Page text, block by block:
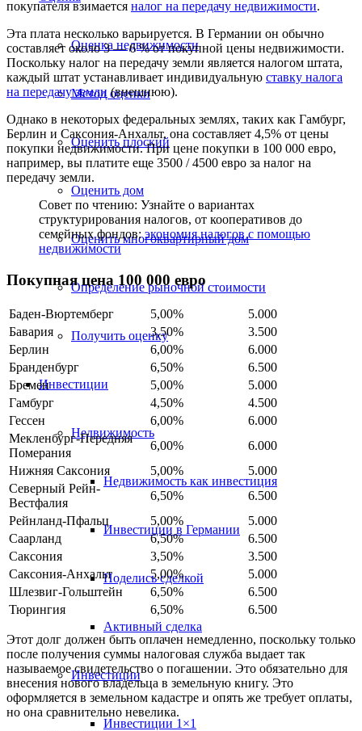
Оценка недвижимости
Метод оценки
Оценить плоский
Оценить дом
Оценить многоквартирный дом
Определение рыночной стоимости
Получить оценку
Инвестиции
Недвижимость
Недвижимость как инвестиция
Инвестиции в Германии
Поделись сделкой
Активный сделка
Инвестиции
Инвестиции 1×1
покупателя взимается налог на передачу недвижимости.
Эта плата несколько варьируется. В Германии он обычно
составляет около 3 — 6 % от покупной цены недвижимости.
Поскольку налог на передачу земли является налогом штата,
каждый штат устанавливает индивидуальную ставку налога
на передачу земли (внешнюю).
Однако в некоторых федеральных землях, таких как Гамбург,
Берлин и Саксония-Анхальт, она составляет 4,5% от цены
покупки недвижимости. При цене покупки в 100 000 евро,
например, вы платите еще 3500 / 4500 евро за налог на
передачу земли.
Совет по чтению: Узнайте о вариантах
структурирования налогов, от кооперативов до
семейных фондов:экономия налогов с помощью
недвижимости
Покупная цена 100 000 евро
Баден-Вюртемберг 5,00%
5.000
Бавария
3,50%
3.500
Берлин
6,00%
6.000
Бранденбург
6,50%
6.500
Бремен
5,00%
5.000
Гамбург
4,50%
4.500
Гессен
6,00%
6.000
Мекленбург-Передняя
Померания
6,00%
6.000
Нижняя Саксония
5,00%
5.000
Северный Рейн-
Вестфалия
6,50%
6.500
Рейнланд-Пфальц
5,00%
5.000
Саарланд
6,50%
6.500
Саксония
3,50%
3.500
Саксония-Анхальт
5,00%
5.000
Шлезвиг-Гольштейн
6,50%
6.500
Тюрингия
6,50% 6.500
Этот долг должен быть оплачен немедленно, поскольку только
после получения суммы налоговая служба выдает так
называемое свидетельство о погашении. Это обязательно для
внесения нового владельца в земельную книгу. Это
оформляется в земельном кадастре и опять же требует оплаты,
но она сравнительно невелика.